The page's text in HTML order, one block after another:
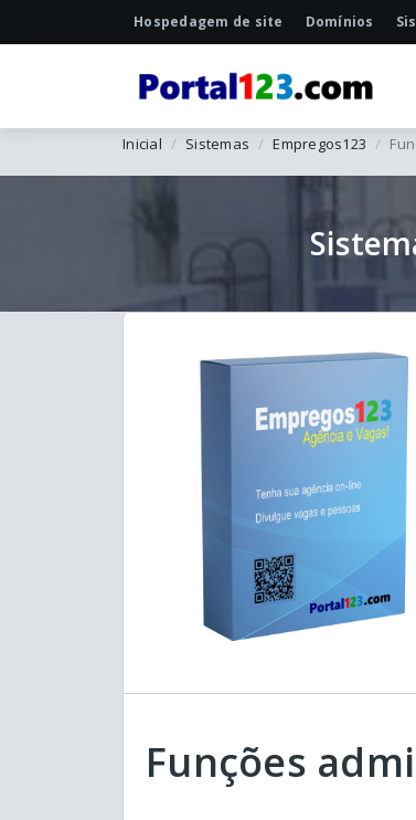
Hospedagem de site Domínios
Inicial Sistemas Empregos123
Funções